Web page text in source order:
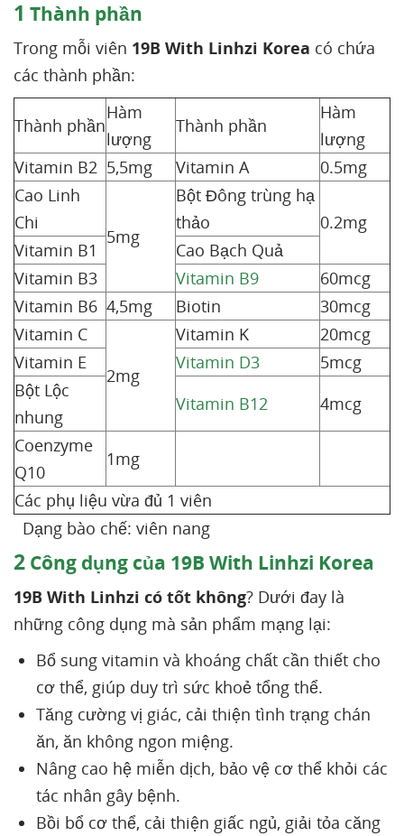
1 Thành phần
Trong mỗi viên 19B With Linhzi Korea có chứa
các thành phần:
Thành phần
Hàm
lượng
Thành phần
Hàm
lượng
Vitamin B2 5,5mg Vitamin A
0.5mg
Cao Linh
Chi
5mg
Bột Đông trùng hạ
thảo
0.2mg
Vitamin B1
Cao Bạch Quả
Vitamin B3
Vitamin B9
60mcg
Vitamin B6 4,5mg Biotin
30mcg
Vitamin C
2mg
Vitamin K
20mcg
Vitamin E
Vitamin D3
5mcg
Bột Lộc
nhung
Vitamin B12
4mcg
Coenzyme
Q10
1mg
Các phụ liệu vừa đủ 1 viên
Dạng bào chế: viên nang
2 Công dụng của 19B With Linhzi Korea
19B With Linhzi có tốt không? Dưới đay là
những công dụng mà sản phẩm mạng lại:
Bổ sung vitamin và khoáng chất cần thiết cho
cơ thể, giúp duy trì sức khoẻ tổng thể.
Tăng cường vị giác, cải thiện tình trạng chán
ăn, ăn không ngon miệng.
Nâng cao hệ miễn dịch, bảo vệ cơ thể khỏi các
tác nhân gây bệnh.
Bồi bổ cơ thể, cải thiện giấc ngủ, giải tỏa căng